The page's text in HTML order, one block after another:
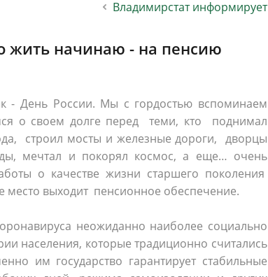
Технопарковая зона
Владимирстат информирует
жить начинаю - на пенсию
- День России. Мы с гордостью вспоминаем
о своем долге перед теми, кто поднимал
строил мосты и железные дороги, дворцы
мечтал и покорял космос, а еще… очень
о качестве жизни старшего поколения
выходит пенсионное обеспечение.
неожиданно наиболее социально
населения, которые традиционно считались
им государство гарантирует стабильные